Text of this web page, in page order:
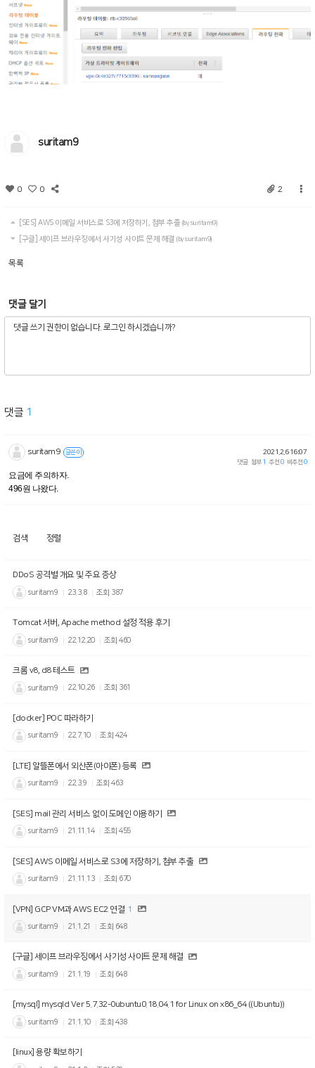
suritam9
0 0 2
[SES] AWS 이메일 서비스로 S3에 저장하기, 첨부 추출 (by suritam9)
[구글] 세이프 브라우징에서 사기성 사이트 문제 해결 (by suritam9)
목록
댓글 달기
댓글 1
suritam9 글쓴이
2021.2.6 16:07
댓글 첨부 1 추천 0 비추천 0
요금에 주의하자.
496원 나왔다.
검색 정렬
DDoS 공격별 개요 및 주요 증상
suritam9 23.3.8 조회 387
Tomcat 서버, Apache method 설정 적용 후기
suritam9 22.12.20 조회460
크롬 v8, d8 테스트
suritam9 22.10.26 조회 361
[docker] POC 따라하기
suritam9 22.7.10 조회 424
[LTE] 알뜰폰에서 외산폰(아이폰) 등록
suritam9 22.3.9 조회463
[SES] mail 관리 서비스 없이 도메인 이용하기
suritam9 21.11.14 조회455
[SES] AWS 이메일 서비스로 S3에 저장하기, 첨부 추출
suritam9 21.11.13 조회 670
[VPN] GCP VM과 AWS EC2 연결 1
suritam9 21.1.21 조회 648
[구글] 세이프 브라우징에서 사기성 사이트 문제 해결
suritam9 21.1.19 조회 648
[mysql] mysqld Ver 5.7.32-0ubuntu0.18.04.1 for Linux on x86_64 ((Ubuntu))
suritam9 21.1.10 조회 438
[linux] 용량 확보하기